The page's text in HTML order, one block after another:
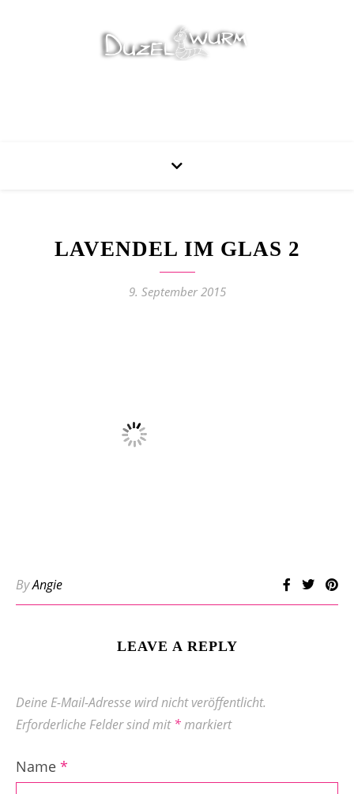
LAVENDEL IM GLAS 2
9. September 2015
ByAngie
LEAVE A REPLY
Deine E-Mail-Adresse wird nicht veröffentlicht.
Erforderliche Felder sind mit*markiert
Name *